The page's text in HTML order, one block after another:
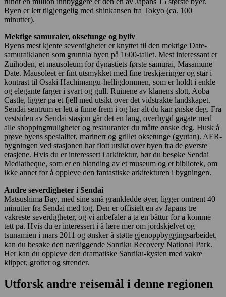
Byen er lett tilgjengelig med shinkansen fra Tokyo (ca. 100
minutter).
Mektige samuraier, oksetunge og byliv
Byens mest kjente severdigheter er knyttet til den mektige Date-
samuraiklanen som grunnla byen på 1600-tallet. Mest interessant er
Zuihoden, et mausoleum for dynastiets første samurai, Masamune
Date. Mausoleet er fint utsmykket med fine treskjæringer og står i
kontrast til Osaki Hachimangu-helligdommen, som er holdt i enkle
og elegante farger i svart og gull. Ruinene av klanens slott, Aoba
Castle, ligger på et fjell med utsikt over det vidstrakte landskapet.
Sendai sentrum er lett å finne frem i og har alt du kan ønske deg. Fra
vestsiden av Sendai stasjon går det en lang, overbygd gågate med
alle shoppingmuligheter og restauranter du måtte ønske deg. Husk å
prøve byens spesialitet, marinert og grillet oksetunge (gyutan). AER-
bygningen ved stasjonen har flott utsikt over byen fra de øverste
etasjene. Hvis du er interessert i arkitektur, bør du besøke Sendai
Mediatheque, som er en blanding av et museum og et bibliotek, om
ikke annet for å oppleve den fantastiske arkitekturen i bygningen.
Andre severdigheter i Sendai
Matsushima Bay, med sine små grankledde øyer, ligger omtrent 40
minutter fra Sendai med tog. Den er offisielt en av Japans tre
vakreste severdigheter, og vi anbefaler å ta en båttur for å komme
tett på. Hvis du er interessert i å lære mer om jordskjelvet og
tsunamien i mars 2011 og ønsker å støtte gjenoppbyggingsarbeidet,
kan du besøke den nærliggende Sanriku Recovery National Park.
Her kan du oppleve den dramatiske Sanriku-kysten med vakre
klipper, grotter og strender.
Utforsk andre reisemål i denne regionen